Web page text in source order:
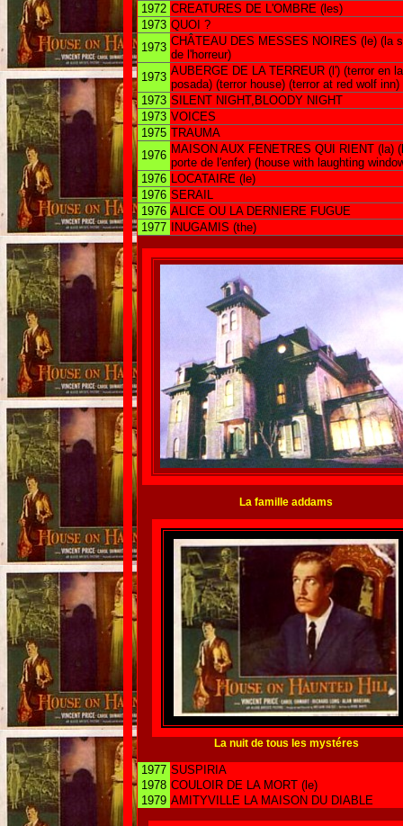
1972 CREATURES DE L'OMBRE (les)
1973 QUOI ?
1973 CHÂTEAU DES MESSES NOIRES (le) (la
de l'horreur)
1973 AUBERGE DE LA TERREUR (l') (terror en la
posada) (terror house) (terror at red wolf inn)
1973 SILENT NIGHT,BLOODY NIGHT
1973 VOICES
1975 TRAUMA
1976 MAISON AUX FENETRES QUI RIENT (la)
porte de l'enfer) (house with laughting
1976 LOCATAIRE (le)
1976 SERAIL
1976 ALICE OU LA DERNIERE FUGUE
1977
INUGAMIS (the)
La famille addams
La nuit de tous les mystéres
1977 SUSPIRIA
1978 COULOIR DE LA MORT (le)
1979 AMITYVILLE LA MAISON DU DIABLE